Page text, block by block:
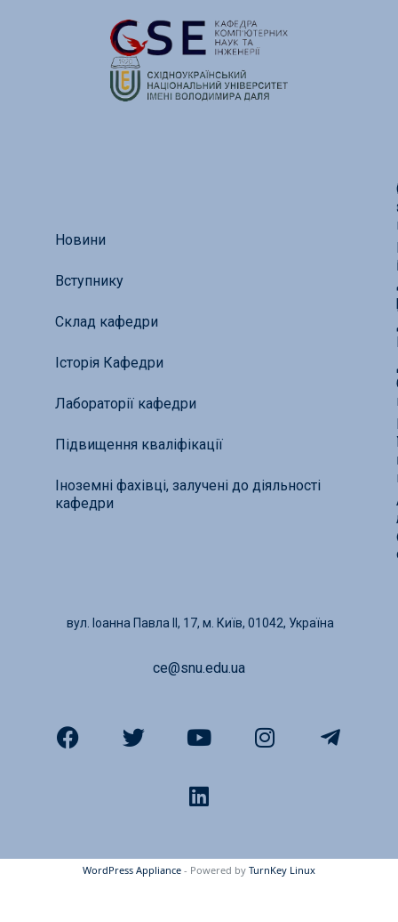
Новини
Вступнику
Склад кафедри
Історія Кафедри
Лабораторії кафедри
Підвищення кваліфікації
Іноземні фахівці, залучені до діяльності
кафедри
вул. Іоанна Павла ІІ, 17, м. Київ, 01042, Україна
ce@snu.edu.ua
WordPress Appliance - Powered by TurnKey Linux